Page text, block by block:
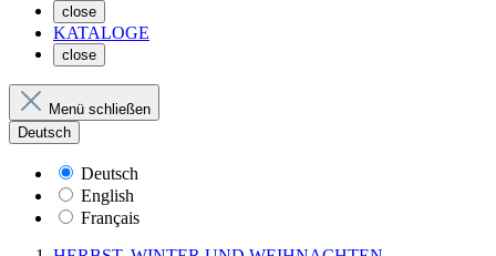
close
KATALOGE
close
Menü schließen
Deutsch
Deutsch
English
Français